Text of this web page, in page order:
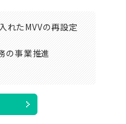
れたMVVの再設定
の事業推進